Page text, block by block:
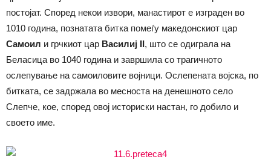
постојат. Според некои извори, манастирот е изграден во
1010 година, познатата битка помеѓу македонскиот цар
Самоил и грчкиот цар Василиј II, што се одиграла на
Беласица во 1040 година и завршила со трагичното
ослепување на самоиловите војници. Ослепената војска, по
битката, се задржала во месноста на денешното село
Слепче, кое, според овој историски настан, го добило и
своето име.